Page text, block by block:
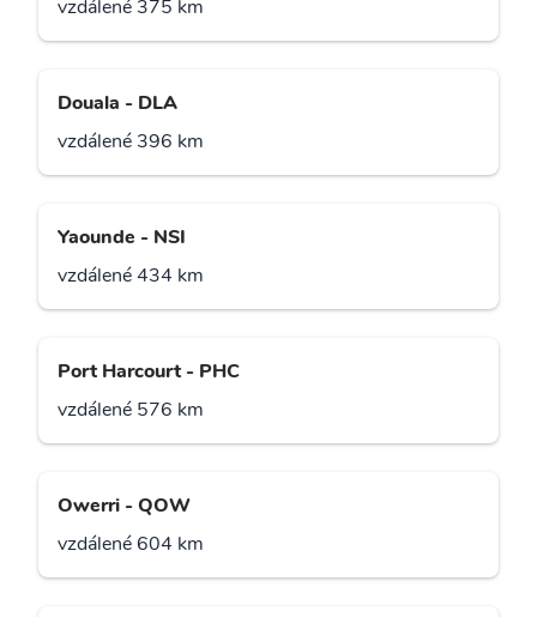
vzdálené 375 km
Douala - DLA
vzdálené 396 km
Yaounde - NSI
vzdálené 434 km
Port Harcourt - PHC
vzdálené 576 km
Owerri - QOW
vzdálené 604 km